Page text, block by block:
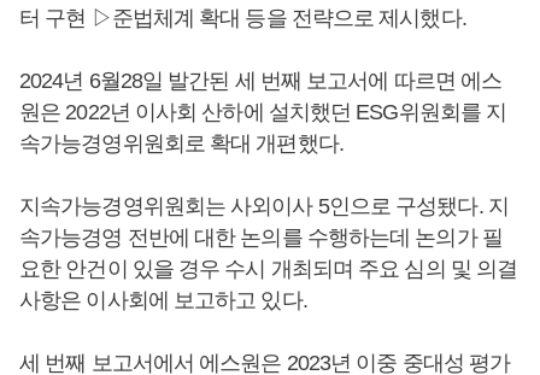
터 구현 ▷준법체계 확대 등을 전략으로 제시했다.
2024년 6월28일 발간된 세 번째 보고서에 따르면 에스
원은 2022년 이사회 산하에 설치했던 ESG위원회를 지
속가능경영위원회로 확대 개편했다.
지속가능경영위원회는 사외이사 5인으로 구성됐다. 지
속가능경영 전반에 대한 논의를 수행하는데 논의가 필
요한 안건이 있을 경우 수시 개최되며 주요 심의 및 의결
사항은 이사회에 보고하고 있다.
세 번째 보고서에서 에스원은 2023년 이중 중대성 평가